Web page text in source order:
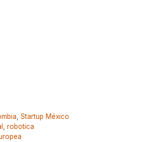
Startup México
robotica